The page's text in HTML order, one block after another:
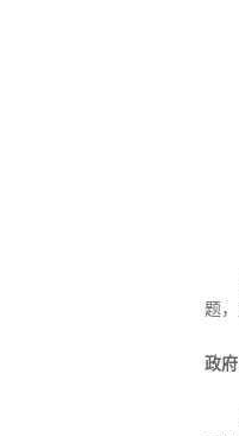
如
题
政
自